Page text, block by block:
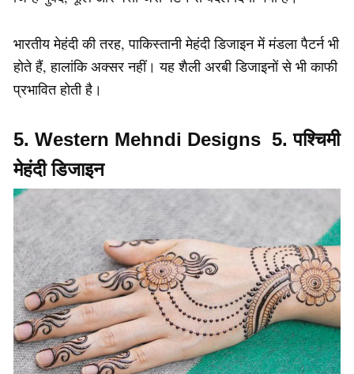
भारतीय मेहंदी की तरह, पाकिस्तानी मेहंदी डिजाइन में मंडला पैटर्न भी
होते हैं, हालांकि अक्सर नहीं। यह शैली अरबी डिजाइनों से भी काफी
प्रभावित होती है।
5. Western Mehndi Designs 5. पश्चिमी
मेहंदी डिजाइन